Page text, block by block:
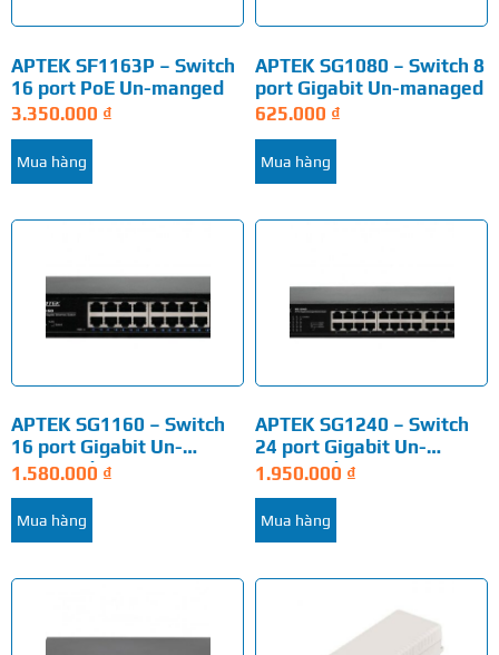
APTEK SF1163P – Switch
16 port PoE Un-manged
3.350.000 ₫
Mua hàng
APTEK SG1080 – Switch 8
port Gigabit Un-managed
625.000 ₫
Mua hàng
APTEK SG1160 – Switch
16 port Gigabit Un-
managed
1.580.000 ₫
Mua hàng
APTEK SG1240 – Switch
24 port Gigabit Un-
managed
1.950.000 ₫
Mua hàng